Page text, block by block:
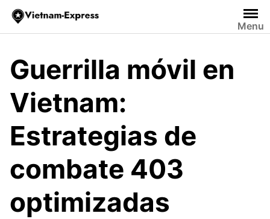
Saltar
contenido
Menu
Guerrilla móvil en
Vietnam:
Estrategias de
combate 403
optimizadas